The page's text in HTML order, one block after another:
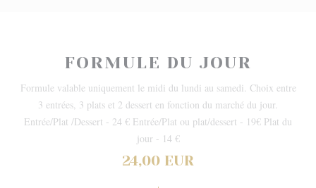
FORMULE DU JOUR
Formule valable uniquement le midi du lundi au samedi. Choix entre
3 entrées, 3 plats et 2 dessert en fonction du marché du jour.
Entrée/Plat /Dessert - 24 € Entrée/Plat ou plat/dessert - 19€ Plat du
jour - 14 €
24,00 EUR